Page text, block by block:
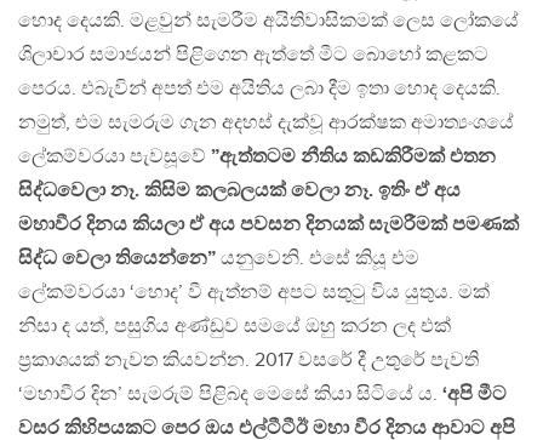
හොද දෙයකි. මළවුන් සැමරීම අයිතිවාසිකමක් ලෙස ලෝකයේ
ශිලාචාර සමාජයන් පිළිගෙන ඇත්තේ මීට බොහෝ කළකට
පෙරය. එබැවින් අපත් එම අයිතිය ලබා දීම ඉතා හොද දෙයකි.
නමුත්, එම සැමරුම ගැන අදහස් දැක්වූ ආරක්ෂක අමාත්‍යංශයේ
ලේකම්වරයා පැවසූවේ ”ඇත්තටම නීතිය කඩකිරීමක් එතන
සිද්ධවෙලා නෑ. කිසිම කලබලයක් වෙලා නෑ. ඉතිං ඒ අය
මහාවීර දිනය කියලා ඒ අය පවසන දිනයක් සැමරීමක් පමණක්
සිද්ධ වෙලා තියෙන්නෙ” යනුවෙනි. එසේ කියූ එම
ලේකම්වරයා ‘හොද’ වී ඇත්නම් අපට සතුටු විය යුතුය. මක්
නිසා ද යත්, පසුගිය අණ්ඩුව සමයේ ඔහු කරන ලද එක්
ප්‍රකාශයක් නැවත කියවන්න. 2017 වසරේ දී උතුරේ පැවති
‘මහාවීර දින’ සැමරුම් පිළිබද මෙසේ කියා සිටියේ ය. ‘අපි මීට
වසර කිහිපයකට පෙර ඔය එල්ටීටීඊ මහා වීර දිනය ආවාට අපි